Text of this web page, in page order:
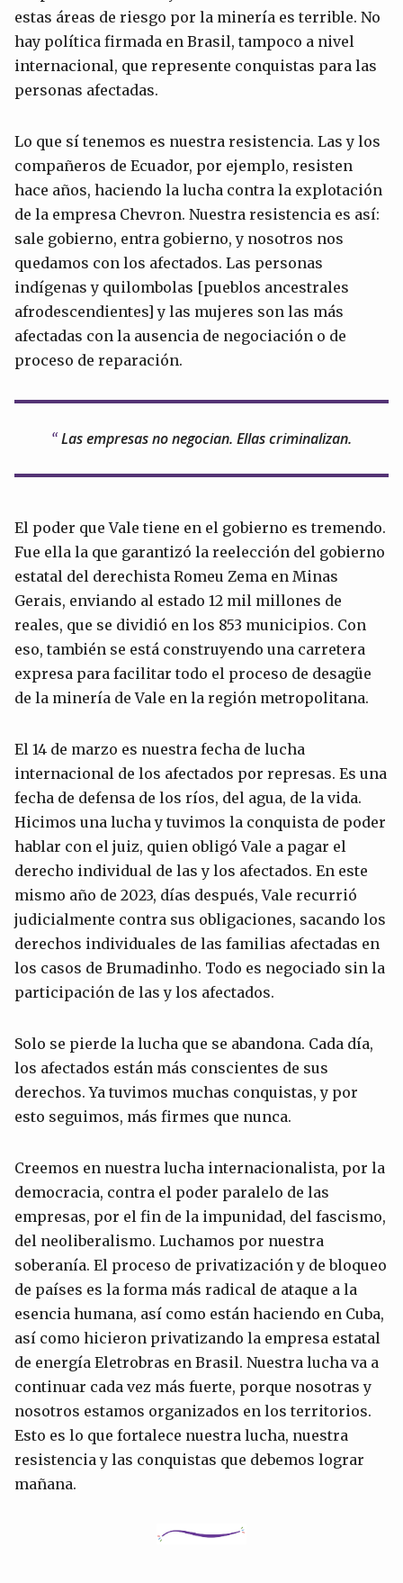
estas áreas de riesgo por la minería es terrible. No
hay política firmada en Brasil, tampoco a nivel
internacional, que represente conquistas para las
personas afectadas.
Lo que sí tenemos es nuestra resistencia. Las y los
compañeros de Ecuador, por ejemplo, resisten
hace años, haciendo la lucha contra la explotación
de la empresa Chevron. Nuestra resistencia es así:
sale gobierno, entra gobierno, y nosotros nos
quedamos con los afectados. Las personas
indígenas y quilombolas [pueblos ancestrales
afrodescendientes] y las mujeres son las más
afectadas con la ausencia de negociación o de
proceso de reparación.
Las empresas no negocian. Ellas criminalizan.
El poder que Vale tiene en el gobierno es tremendo.
Fue ella la que garantizó la reelección del gobierno
estatal del derechista Romeu Zema en Minas
Gerais, enviando al estado 12 mil millones de
reales, que se dividió en los 853 municipios. Con
eso, también se está construyendo una carretera
expresa para facilitar todo el proceso de desagüe
de la minería de Vale en la región metropolitana.
El 14 de marzo es nuestra fecha de lucha
internacional de los afectados por represas. Es una
fecha de defensa de los ríos, del agua, de la vida.
Hicimos una lucha y tuvimos la conquista de poder
hablar con el juiz, quien obligó Vale a pagar el
derecho individual de las y los afectados. En este
mismo año de 2023, días después, Vale recurrió
judicialmente contra sus obligaciones, sacando los
derechos individuales de las familias afectadas en
los casos de Brumadinho. Todo es negociado sin la
participación de las y los afectados.
Solo se pierde la lucha que se abandona. Cada día,
los afectados están más conscientes de sus
derechos. Ya tuvimos muchas conquistas, y por
esto seguimos, más firmes que nunca.
Creemos en nuestra lucha internacionalista, por la
democracia, contra el poder paralelo de las
empresas, por el fin de la impunidad, del fascismo,
del neoliberalismo. Luchamos por nuestra
soberanía. El proceso de privatización y de bloqueo
de países es la forma más radical de ataque a la
esencia humana, así como están haciendo en Cuba,
así como hicieron privatizando la empresa estatal
de energía Eletrobras en Brasil. Nuestra lucha va a
continuar cada vez más fuerte, porque nosotras y
nosotros estamos organizados en los territorios.
Esto es lo que fortalece nuestra lucha, nuestra
resistencia y las conquistas que debemos lograr
mañana.